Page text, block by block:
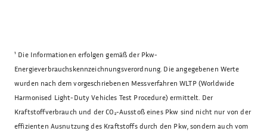
¹ Die Informationen erfolgen gemäß der Pkw-
Energieverbrauchskennzeichnungsverordnung. Die angegebenen Werte
wurden nach dem vorgeschriebenen Messverfahren WLTP (Worldwide
Harmonised Light-Duty Vehicles Test Procedure) ermittelt. Der
Kraftstoffverbrauch und der CO₂-Ausstoß eines Pkw sind nicht nur von der
effizienten Ausnutzung des Kraftstoffs durch den Pkw, sondern auch vom